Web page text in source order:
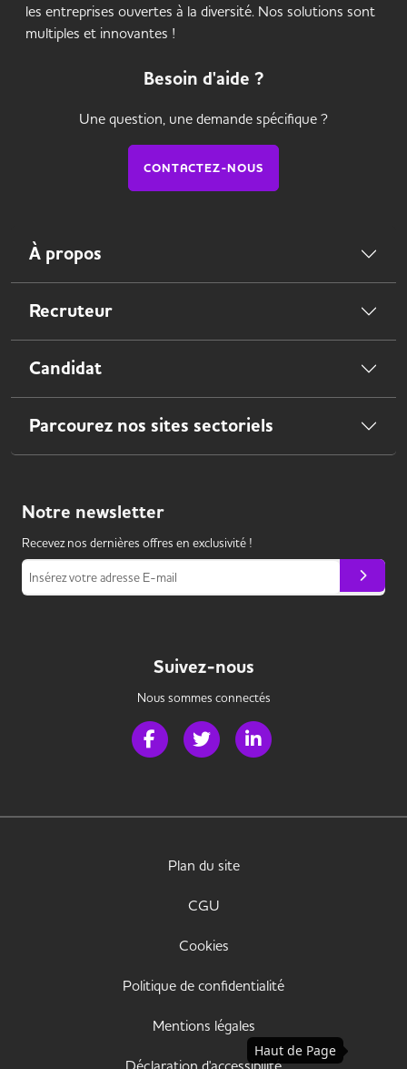
les entreprises ouvertes à la diversité. Nos solutions sont
multiples et innovantes !
Besoin d'aide ?
Une question, une demande spécifique ?
CONTACTEZ-NOUS
À propos
Recruteur
Candidat
Parcourez nos sites sectoriels
Notre newsletter
Recevez nos dernières offres en exclusivité !
Insérez votre adresse E-mail
Suivez-nous
Nous sommes connectés
Page Facebook de Handi Banque
Page Twitter de Handi Banque
Plan du site
CGU
Cookies
Politique de confidentialité
Mentions légales
Haut de Page